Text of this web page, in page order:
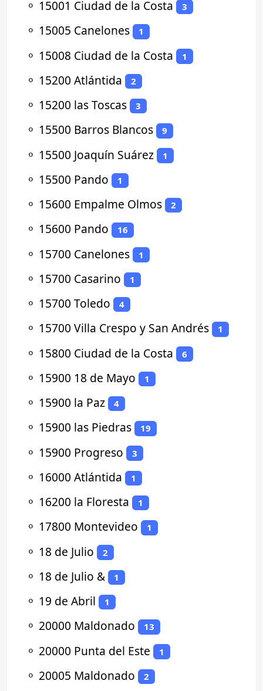
⚬ 15001 Ciudad de la Costa 3
⚬ 15005 Canelones 1
⚬ 15008 Ciudad de la Costa 1
⚬ 15200 Atlántida 2
⚬ 15200 las Toscas 3
⚬ 15500 Barros Blancos 9
⚬ 15500 Joaquín Suárez 1
⚬ 15500 Pando 1
⚬ 15600 Empalme Olmos 2
⚬ 15600 Pando 16
⚬ 15700 Canelones 1
⚬ 15700 Casarino 1
⚬ 15700 Toledo 4
⚬ 15700 Villa Crespo y San Andrés 1
⚬ 15800 Ciudad de la Costa 6
⚬ 15900 18 de Mayo 1
⚬ 15900 la Paz 4
⚬ 15900 las Piedras 19
⚬ 15900 Progreso 3
⚬ 16000 Atlántida 1
⚬ 16200 la Floresta 1
⚬ 17800 Montevideo 1
⚬ 18 de Julio 2
⚬ 18 de Julio & 1
⚬ 19 de Abril 1
⚬ 20000 Maldonado 13
⚬ 20000 Punta del Este 1
⚬ 20005 Maldonado 2